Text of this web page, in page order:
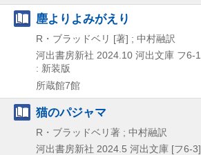
塵よりよみがえり
R・ブラッドベリ [著] ; 中村融訳
河出書房新社 2024.10 河出文庫 フ6-1
: 新装版
所蔵館7館
猫のパジャマ
R・ブラッドベリ著 ; 中村融訳
河出書房新社 2024.5 河出文庫 [フ6-3]